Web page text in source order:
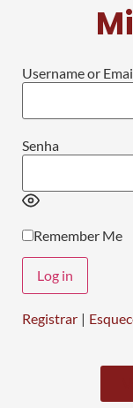
Username or
Senha
Remember Me
Registrar |